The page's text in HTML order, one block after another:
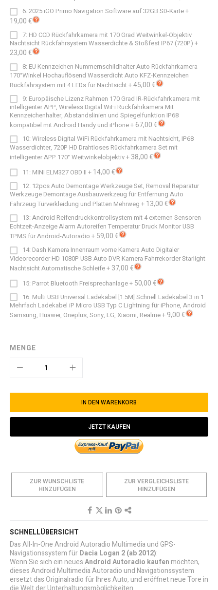
6: 2025 iGO Primo Navigation Software auf 32GB SD-Karte+
19,00 €
7: HD CCD Rückfahrkamera mit 170 Grad Weitwinkel-Objektiv
Nachtsicht Rückfahrsystem Wasserdichte & Stoßfest IP67 (720P) +
23,00 €
8: EU Kennzeichen Nummernschildhalter Auto Rückfahrkamera
170°Winkel Hochauflösend Wasserdicht Auto KFZ-Kennzeichen
Rückfahrsystem mit 4 LEDs für Nachtsicht+45,00 €
9: Europäische Lizenz Rahmen 170 Grad IR-Rückfahrkamera mit
intelligenter APP, Wireless Digital WiFi Rückfahrkamera Mit
Kennzeichenhalter, Abstandslinien und Spiegelfunktion IP68
kompatibel mit Android Handy und iPhone+67,00 €
10: Wireless Digital WiFi Rückfahrkamera mit Nachtsicht, IP68
Wasserdichter, 720P HD Drahtloses Rückfahrkamera Set mit
intelligenter APP 170° Weitwinkelobjektiv+ 38,00 €
11: MINI ELM327 OBD II + 14,00 €
12: 12pcs Auto Demontage Werkzeuge Set, Removal Reparatur
Werkzeuge Demontage Ausbauwerkzeug für Entfernung Auto
Fahrzeug Türverkleidung und Platten Mehrweg + 13,00 €
13: Android Reifendruckkontrollsystem mit 4 externen Sensoren
Echtzeit-Anzeige Alarm Autoreifen Temperatur Druck Monitor USB
TPMS für Android-Autoradio + 59,00 €
14: Dash Kamera Innenraum vorne Kamera Auto Digitaler
Videorecorder HD 1080P USB Auto DVR Kamera Fahrrekorder Starlight
Nachtsicht Automatische Schleife+ 37,00 €
15: Parrot Bluetooth Freisprechanlage+ 50,00 €
16: Multi USB Universal Ladekabel [1.5M] Schnell Ladekabel 3 in 1
Mehrfach Ladekabel iP Micro USB Typ C Lightning für iPhone, Android
Samsung, Huawei, Oneplus, Sony, LG, Xiaomi, Realme+ 9,00 €
MENGE
IN DEN WARENKORB
JETZT KAUFEN
ZUR WUNSCHLISTE
HINZUFÜGEN
ZUR VERGLEICHSLISTE
HINZUFÜGEN
SCHNELLÜBERSICHT
Das All-In-One Android Autoradio Multimedia und GPS-
Navigationssystem fürDacia Logan 2(ab 2012):
Wenn Sie sich ein neuesAndroid Autoradio kaufenmöchten,
dieses Android Multimedia Autoradio und Navigationssystem
ersetzt das Originalradio für Ihres Auto, und eröffnet neue Tore in